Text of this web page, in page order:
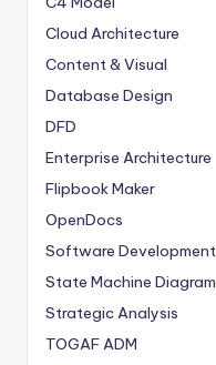
Cloud Architecture
Content & Visual
Database Design
DFD
Enterprise Architecture
Flipbook Maker
OpenDocs
Software Development
State Machine Diagram
Strategic Analysis
TOGAF ADM